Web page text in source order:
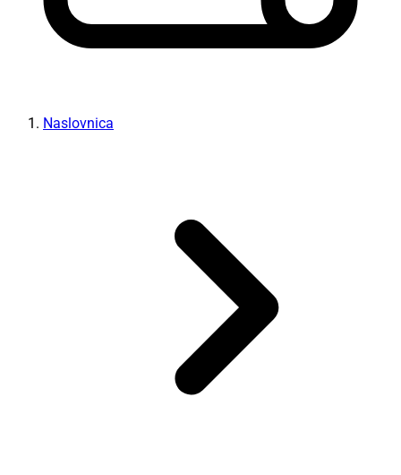
Naslovnica